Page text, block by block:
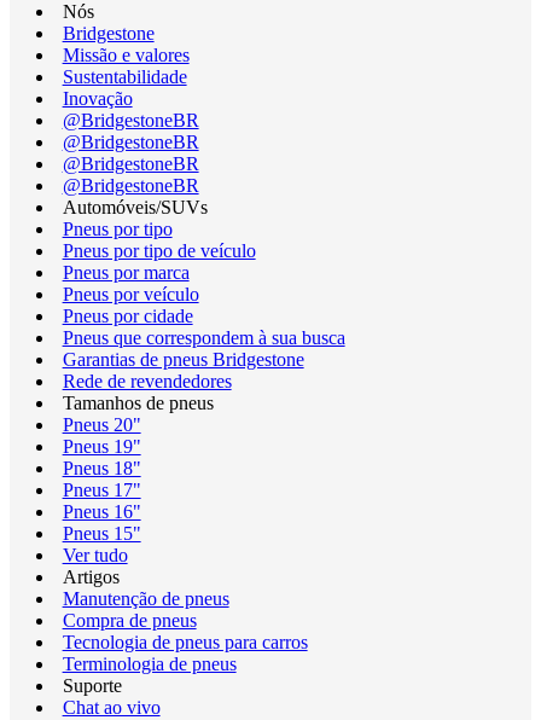
Nós
Bridgestone
Missão e valores
Sustentabilidade
Inovação
@BridgestoneBR
@BridgestoneBR
@BridgestoneBR
@BridgestoneBR
Automóveis/SUVs
Pneus por tipo
Pneus por tipo de veículo
Pneus por marca
Pneus por veículo
Pneus por cidade
Pneus que correspondem à sua busca
Garantias de pneus Bridgestone
Rede de revendedores
Tamanhos de pneus
Pneus 20"
Pneus 19"
Pneus 18"
Pneus 17"
Pneus 16"
Pneus 15"
Ver tudo
Artigos
Manutenção de pneus
Compra de pneus
Tecnologia de pneus para carros
Terminologia de pneus
Suporte
Chat ao vivo